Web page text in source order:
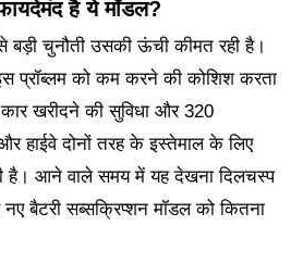
है ये मॉडल?
चुनौती उसकी ऊंची कीमत रही है।
प्रॉब्लम को कम करने की कोशिश करता
खरीदने की सुविधा और 320
हाईवे दोनों तरह के इस्तेमाल के लिए
है। आने वाले समय में यह देखना दिलचस्प
नए बैटरी सब्सक्रिप्शन मॉडल को कितना